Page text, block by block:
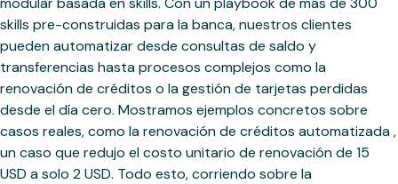
skills pre-construidas para la banca, nuestros clientes
pueden automatizar desde consultas de saldo y
transferencias hasta procesos complejos como la
renovación de créditos o la gestión de tarjetas perdidas
desde el día cero. Mostramos ejemplos concretos sobre
casos reales, como la renovación de créditos automatizada ,
un caso que redujo el costo unitario de renovación de 15
USD a solo 2 USD. Todo esto, corriendo sobre la